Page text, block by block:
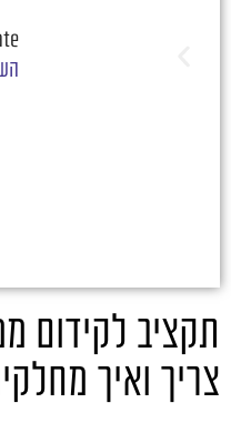
תקציב לקידום
צריך ואיך